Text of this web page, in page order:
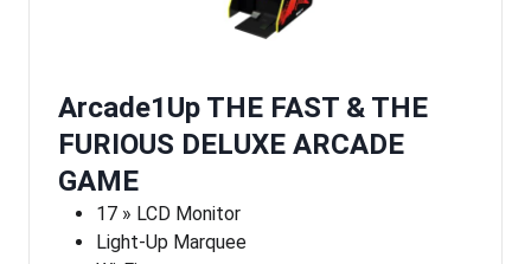
Arcade1Up THE FAST & THE
FURIOUS DELUXE ARCADE
GAME
17 » LCD Monitor
Light-Up Marquee